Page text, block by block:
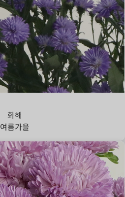
화해
여름가을